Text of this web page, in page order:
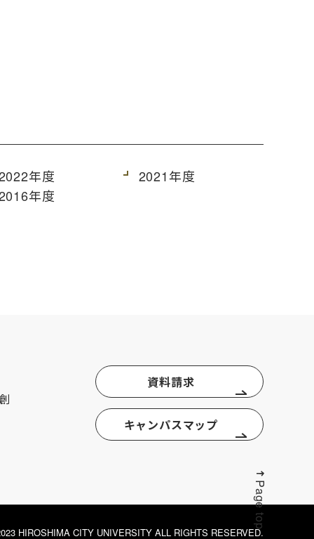
年度
2021年度
年度
資料請求
キャンパスマップ
Page top
HIROSHIMA CITY UNIVERSITY ALL RIGHTS RESERVED.